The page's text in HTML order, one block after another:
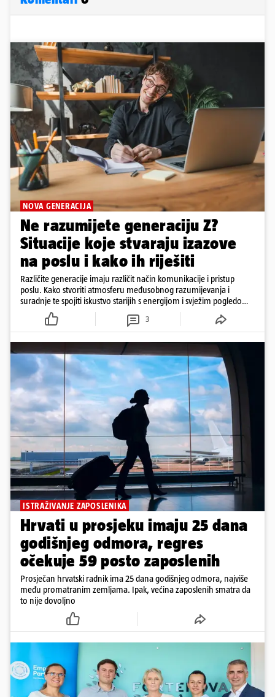
NOVA GENERACIJA
Ne razumijete generaciju Z?
Situacije koje stvaraju izazove
na poslu i kako ih riješiti
Različite generacije imaju različit način komunikacije i pristup
poslu. Kako stvoriti atmosferu međusobnog razumijevanja i
suradnje te spojiti iskustvo starijih s energijom i svježim pogledom
mlađih zaposlenika?
3
ISTRAŽIVANJE ZAPOSLENIKA
Hrvati u prosjeku imaju 25 dana
godišnjeg odmora, regres
očekuje 59 posto zaposlenih
Prosječan hrvatski radnik ima 25 dana godišnjeg odmora, najviše
među promatranim zemljama. Ipak, većina zaposlenih smatra da
to nije dovoljno